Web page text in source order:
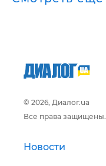
© 2026, Диалог.ua
Все права защищены.
Новости